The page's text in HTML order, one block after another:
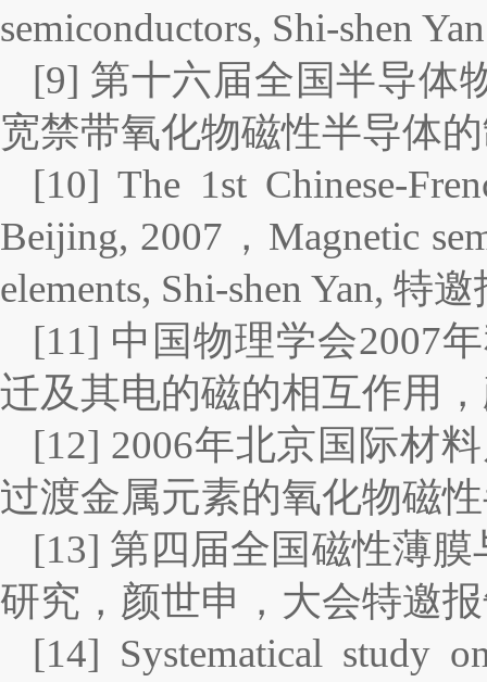
semiconductors, Shi-shen
[9] 第十六届全国半导体
宽禁带氧化物磁性半导体
[10] The 1st Chinese-
Beijing, 2007，Magnetic
elements, Shi-shen Yan, 特
[11] 中国物理学会2007
迁及其电的磁的相互作用
[12] 2006年北京国际材
过渡金属元素的氧化物磁
[13] 第四届全国磁性薄膜
研究，颜世申，大会特邀
[14] Systematical study